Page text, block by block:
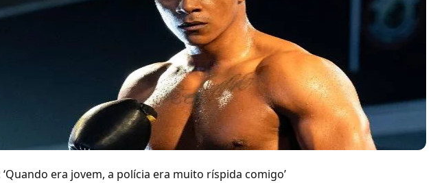
era jovem, a polícia era muito ríspida comigo’